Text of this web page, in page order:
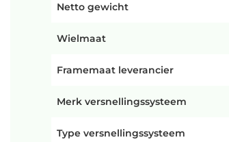
Netto gewicht
Wielmaat
Framemaat leverancier
Merk versnellingssysteem
Type versnellingssysteem